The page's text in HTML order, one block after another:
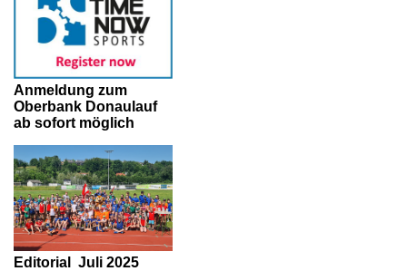
Anmeldung zum
Oberbank Donaulauf
ab sofort möglich
Editorial Juli 2025